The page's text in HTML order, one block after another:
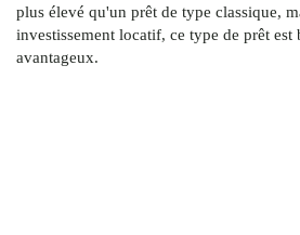
plus élevé qu'un prêt de type classique,
investissement locatif, ce type de prêt est
avantageux.